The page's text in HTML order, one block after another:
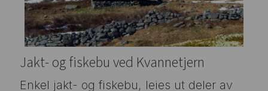
Jakt- og fiskebu ved Kvannetjern
Enkel jakt- og fiskebu, leies ut deler av